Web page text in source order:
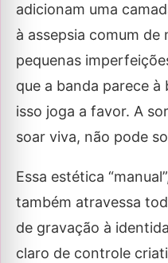
adicionam uma
à assepsia comum de
pequenas
que a banda parece à
isso joga a favor. A
soar viva, não pode
Essa estética
também atravessa
de gravação à
claro de controle